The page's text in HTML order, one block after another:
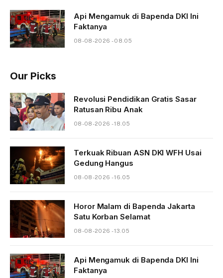
Api Mengamuk di Bapenda DKI Ini
Faktanya
08-08-2026 - 08.05
Our Picks
Revolusi Pendidikan Gratis Sasar
Ratusan Ribu Anak
08-08-2026 - 18.05
Terkuak Ribuan ASN DKI WFH Usai
Gedung Hangus
08-08-2026 - 16.05
Horor Malam di Bapenda Jakarta
Satu Korban Selamat
08-08-2026 - 13.05
Api Mengamuk di Bapenda DKI Ini
Faktanya